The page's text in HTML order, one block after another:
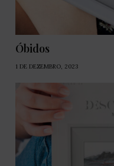
Óbidos
1 DE DEZEMBRO, 2023